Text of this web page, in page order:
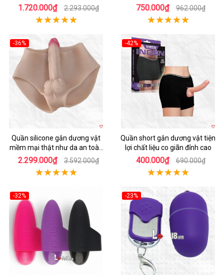
1.720.000₫ 2.293.000₫ 750.000₫ 962.000₫
-36%
Quần silicone gắn dương vật
mềm mại thật như da an toàn
cao cấp
2.299.000₫ 3.592.000₫
-42%
Quần short gắn dương vật tiện
lợi chất liệu co giãn đỉnh cao
400.000₫ 690.000₫
-32%
Hot
-23%
Hot